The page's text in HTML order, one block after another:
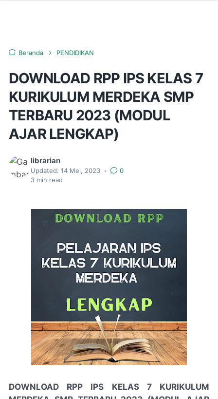
Beranda PENDIDIKAN
DOWNLOAD RPP IPS KELAS 7
KURIKULUM MERDEKA SMP
TERBARU 2023 (MODUL
AJAR LENGKAP)
librarian
Updated: 14 Mei, 2023 •
0
3 min read
DOWNLOAD RPP IPS KELAS 7 KURIKULUM